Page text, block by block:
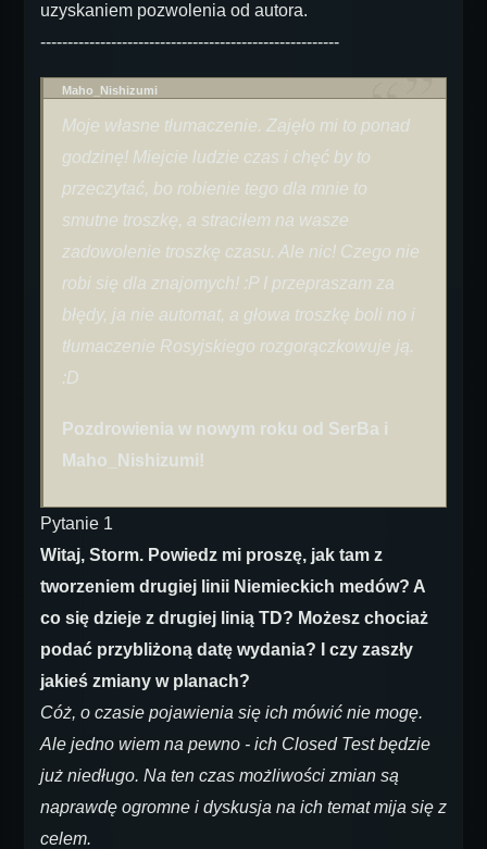
uzyskaniem pozwolenia od autora.
-------------------------------------------------------
Maho_Nishizumi
Moje własne tłumaczenie. Zajęło mi to ponad
godzinę! Miejcie ludzie czas i chęć by to
przeczytać, bo robienie tego dla mnie to
smutne troszkę, a straciłem na wasze
zadowolenie troszkę czasu. Ale nic! Czego nie
robi się dla znajomych! :P I przepraszam za
błędy, ja nie automat, a głowa troszkę boli no i
tłumaczenie Rosyjskiego rozgorączkowuje ją.
:D
Pozdrowienia w nowym roku od SerBa i
Maho_Nishizumi!
Pytanie 1
Witaj, Storm. Powiedz mi proszę, jak tam z
tworzeniem drugiej linii Niemieckich medów? A
co się dzieje z drugiej linią TD? Możesz chociaż
podać przybliżoną datę wydania? I czy zaszły
jakieś zmiany w planach?
Cóż, o czasie pojawienia się ich mówić nie mogę.
Ale jedno wiem na pewno - ich Closed Test będzie
już niedługo. Na ten czas możliwości zmian są
naprawdę ogromne i dyskusja na ich temat mija się z
celem.